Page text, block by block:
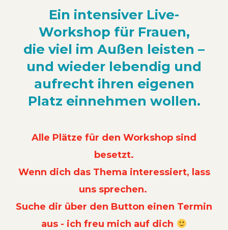
Ein intensiver Live-
Workshop für Frauen,
die viel im Außen leisten –
und wieder lebendig und
aufrecht ihren eigenen
Platz einnehmen wollen.
Alle Plätze für den Workshop sind
besetzt.
Wenn dich das Thema interessiert, lass
uns sprechen.
Suche dir über den Button einen Termin
aus - ich freu mich auf dich